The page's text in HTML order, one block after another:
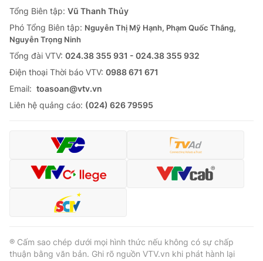
Tổng Biên tập: Vũ Thanh Thủy
Phó Tổng Biên tập: Nguyễn Thị Mỹ Hạnh, Phạm Quốc Thắng,
Nguyễn Trọng Ninh
Tổng đài VTV: 024.38 355 931 - 024.38 355 932
Ðiện thoại Thời báo VTV: 0988 671 671
Email: toasoan@vtv.vn
Liên hệ quảng cáo: (024) 626 79595
® Cấm sao chép dưới mọi hình thức nếu không có sự chấp
thuận bằng văn bản. Ghi rõ nguồn VTV.vn khi phát hành lại